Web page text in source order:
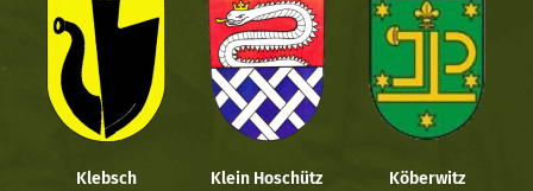
Klebsch Klein Hoschütz Köberwitz